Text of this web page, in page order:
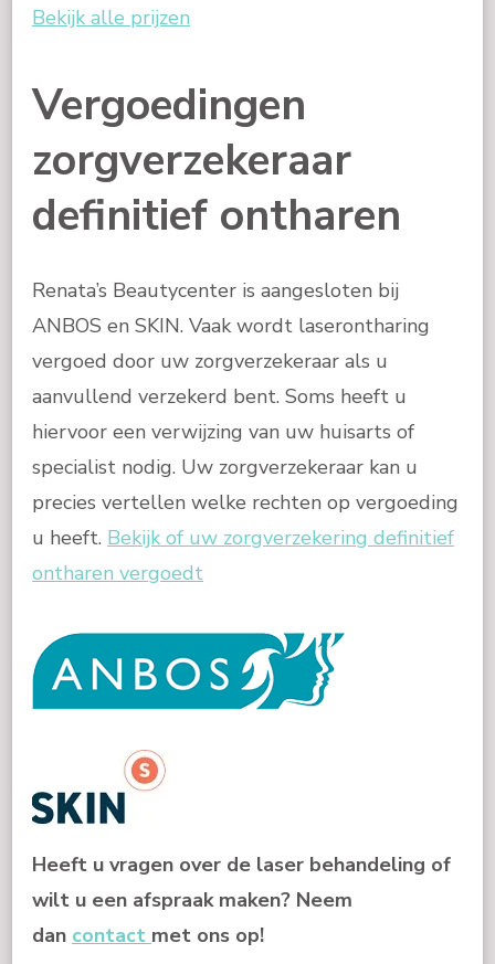
Bekijk alle prijzen
Vergoedingen
zorgverzekeraar
definitief ontharen
Renata’s Beautycenter is aangesloten bij
ANBOS en SKIN. Vaak wordt laserontharing
vergoed door uw zorgverzekeraar als u
aanvullend verzekerd bent. Soms heeft u
hiervoor een verwijzing van uw huisarts of
specialist nodig. Uw zorgverzekeraar kan u
precies vertellen welke rechten op vergoeding
u heeft. Bekijk of uw zorgverzekering definitief
ontharen vergoedt
Heeft u vragen over de laser behandeling of
wilt u een afspraak maken? Neem
dan contact met ons op!